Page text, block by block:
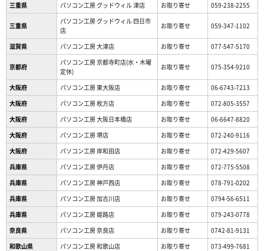
三重県
パソコン工房 グッドウィル 津店 お取り寄せ 059-238-2255
三重県
パソコン工房 グッドウィル 四日市
店
お取り寄せ 059-347-1102
滋賀県 パソコン工房 大津店 お取り寄せ 077-547-5170
京都府
パソコン工房 京都寺町店(水・木曜
定休)
お取り寄せ 075-354-9210
大阪府 パソコン工房 東大阪店 お取り寄せ
06-6743-7213
大阪府
パソコン工房 枚方店 お取り寄せ
072-805-3557
大阪府
パソコン工房 大阪日本橋店 お取り寄せ
06-6647-8820
大阪府
パソコン工房 堺店 お取り寄せ
072-240-9116
大阪府
パソコン工房 岸和田店 お取り寄せ
072-429-5607
兵庫県
パソコン工房 伊丹店 お取り寄せ
072-775-5508
兵庫県
パソコン工房 神戸西店 お取り寄せ
078-791-0202
兵庫県
パソコン工房 加古川店 お取り寄せ
0794-56-6511
兵庫県
パソコン工房 姫路店 お取り寄せ
079-243-0778
奈良県
パソコン工房 奈良店 お取り寄せ
0742-81-9131
和歌山県
パソコン工房 和歌山店 お取り寄せ 073-499-7681